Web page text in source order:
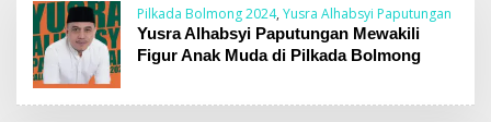
Pilkada Bolmong 2024, Yusra Alhabsyi Paputungan
Yusra Alhabsyi Paputungan Mewakili
Figur Anak Muda di Pilkada Bolmong